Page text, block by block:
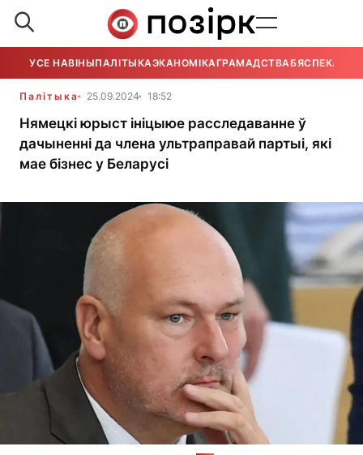
УСЕ НАВІНЫПАЛІТЫКАЭКАНОМІКАГРАМАДСТВАБЯСПЕКА
Палітыка 25.09.2024 18:52
Нямецкі юрыст ініцыюе расследаванне ў
дачыненні да члена ультраправай партыі, які
мае бізнес у Беларусі